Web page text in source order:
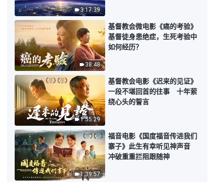
7:33
4:27
每日神话 - 生命进入系列 选段460
4:28
每日神话 - 生命进入系列 选段461
6:40
每日神话 - 生命进入系列 选段462
3:17:39
38:48
基督教会微电影《癌的考验》
基督徒身患绝症，生死考验中
如何经历？
1:55:29
基督教会电影《迟来的见证》
一段不堪回首的往事 十年萦
绕心头的誓言
1:39:57
福音电影《国度福音传进我们
寨子》此生有幸听见神声音
冲破重重拦阻跟随神